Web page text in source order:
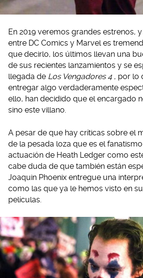
En 2019 veremos grandes estrenos,
entre DC Comics y Marvel es
que decirlo, los últimos llevan una
de sus recientes lanzamientos y se
llegada de Los Vengadores 4 , por lo
entregar algo verdaderamente
ello, han decidido que el encargado
sino este villano.
A pesar de que hay críticas sobre el
de la pesada loza que es el
actuación de Heath Ledger como
cabe duda de que también están
Joaquin Phoenix entregue una
como las que ya le hemos visto en
películas.